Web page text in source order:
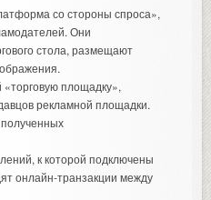
со стороны спроса»,
Они
стола, размещают
площадку»,
рекламной площадки.
к которой подключены
онлайн-транзакции между